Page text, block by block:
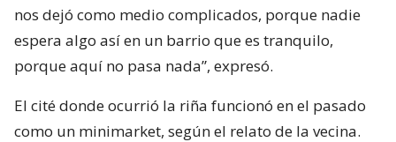
nos dejó como medio complicados, porque nadie
espera algo así en un barrio que es tranquilo,
porque aquí no pasa nada”, expresó.
El cité donde ocurrió la riña funcionó en el pasado
como un minimarket, según el relato de la vecina.